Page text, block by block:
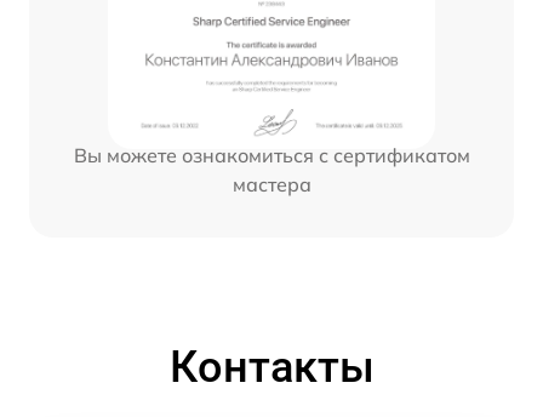
Вы можете ознакомиться с сертификатом
мастера
Контакты